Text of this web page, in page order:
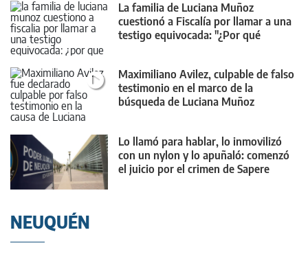
La familia de Luciana Muñoz
cuestionó a Fiscalía por llamar a una
testigo equivocada: "¿Por qué
Maximiliano Avilez, culpable de falso
testimonio en el marco de la
búsqueda de Luciana Muñoz
Lo llamó para hablar, lo inmovilizó
con un nylon y lo apuñaló: comenzó
el juicio por el crimen de Sapere
NEUQUÉN